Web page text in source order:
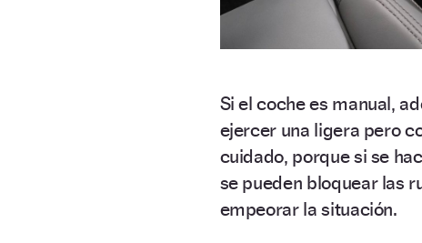
Si el coche es manual,
ejercer una ligera pero
cuidado, porque si se
se pueden bloquear las
empeorar la situación.